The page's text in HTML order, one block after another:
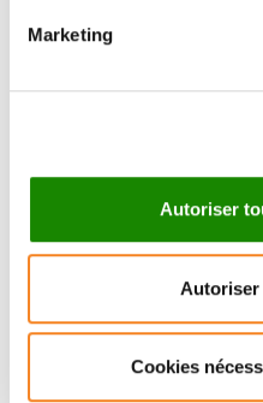
Marketing
Autoriser
Autoriser
Cookies
Retrouvez notre
sociaux et en vous
Inscrivez-